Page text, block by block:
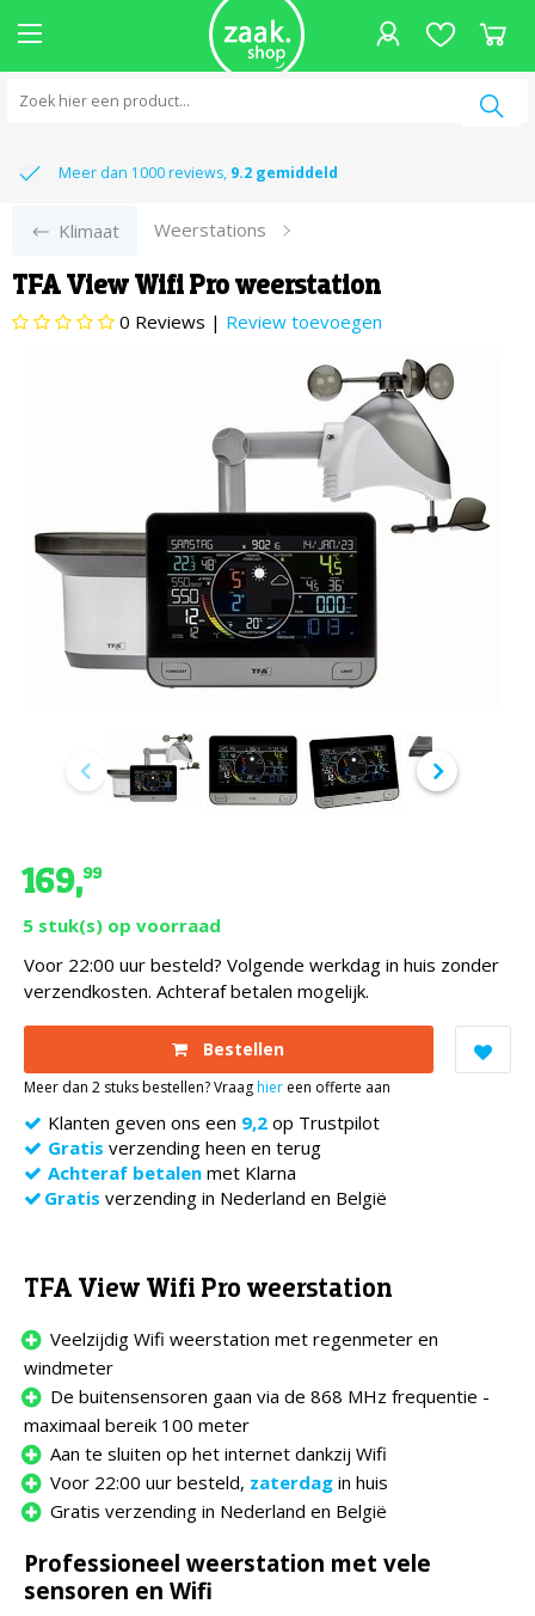
Vandaag besteld,volgende werkdag in huis
Achteraf betalen, binnen 14 dagen
Gratis verzending, heen en terug
Meer dan 1000 reviews, 9.2 gemiddeld
Klimaat Weerstations
TFA View Wifi Pro weerstation
0 Reviews | Review toevoegen
169,99
5 stuk(s) op voorraad
Voor 22:00 uur besteld? Volgende werkdag in huis zonder
verzendkosten. Achteraf betalen mogelijk.
Bestellen
Meer dan 2 stuks bestellen? Vraaghier een offerte aan
Klanten geven ons een 9,2 op Trustpilot
Gratis verzending heen en terug
Achteraf betalen met Klarna
Gratis verzending in Nederland en België
TFA View Wifi Pro weerstation
Veelzijdig Wifi weerstation met regenmeter en
windmeter
De buitensensoren gaan via de 868 MHz frequentie -
maximaal bereik 100 meter
Aan te sluiten op het internet dankzij Wifi
Voor 22:00 uur besteld, zaterdag in huis
Gratis verzending in Nederland en België
Professioneel weerstation met vele
sensoren en Wifi